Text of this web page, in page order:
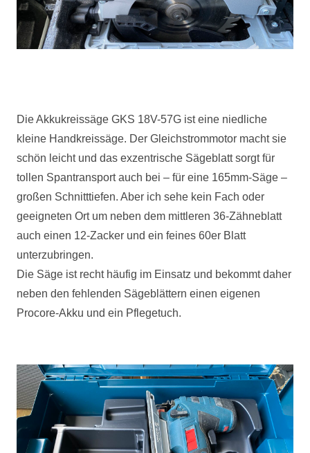
Die Akkukreissäge GKS 18V-57G ist eine niedliche
kleine Handkreissäge. Der Gleichstrommotor macht sie
schön leicht und das exzentrische Sägeblatt sorgt für
tollen Spantransport auch bei – für eine 165mm-Säge –
großen Schnitttiefen. Aber ich sehe kein Fach oder
geeigneten Ort um neben dem mittleren 36-Zähneblatt
auch einen 12-Zacker und ein feines 60er Blatt
unterzubringen.
Die Säge ist recht häufig im Einsatz und bekommt daher
neben den fehlenden Sägeblättern einen eigenen
Procore-Akku und ein Pflegetuch.